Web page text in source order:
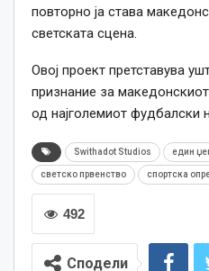
повторно ја става
светската сцена.
Овој проект претставува
признание за
од најголемиот фудбалски
Swithadot Studios един
светско првенство спортска
492
Сподели